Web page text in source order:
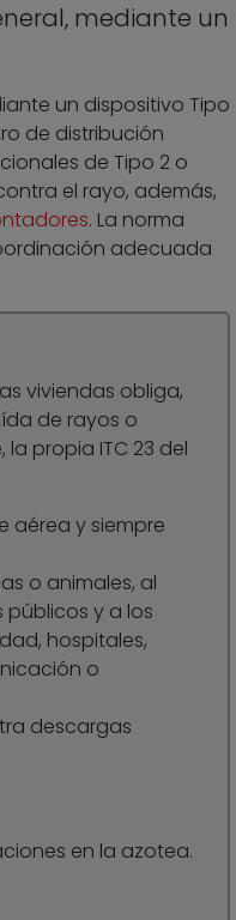
mediante un
un dispositivo Tipo
de distribución
de Tipo 2 o
el rayo, además,
. La norma
adecuada
viviendas obliga,
de rayos o
propia ITC 23 del
aérea y siempre
o animales, al
públicos y a los
hospitales,
o
descargas
en la azotea.